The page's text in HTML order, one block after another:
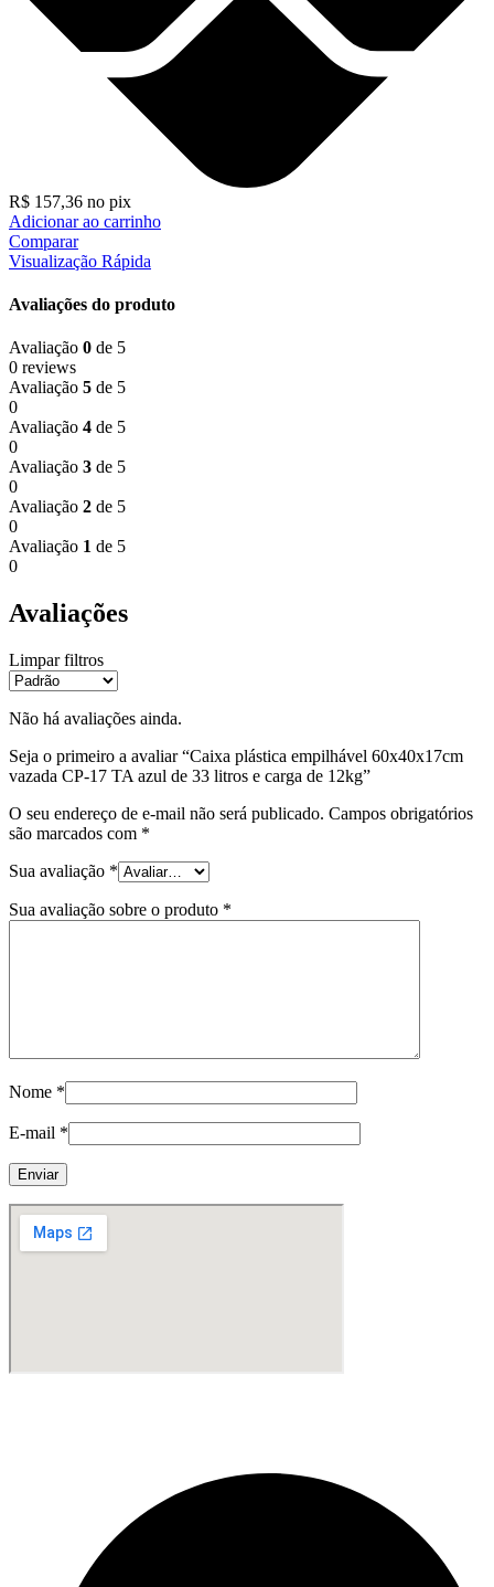
R$ 157,36 no pix
Adicionar ao carrinho
Comparar
Visualização Rápida
Avaliações do produto
Avaliação 0 de 5
0 reviews
Avaliação 5 de 5
0
Avaliação 4 de 5
0
Avaliação 3 de 5
0
Avaliação 2 de 5
0
Avaliação 1 de 5
0
Avaliações
Limpar filtros
Não há avaliações ainda.
Seja o primeiro a avaliar “Caixa plástica empilhável 60x40x17cm
vazada CP-17 TA azul de 33 litros e carga de 12kg”
O seu endereço de e-mail não será publicado. Campos obrigatórios
são marcados com *
Sua avaliação *
Sua avaliação sobre o produto *
Nome *
E-mail *